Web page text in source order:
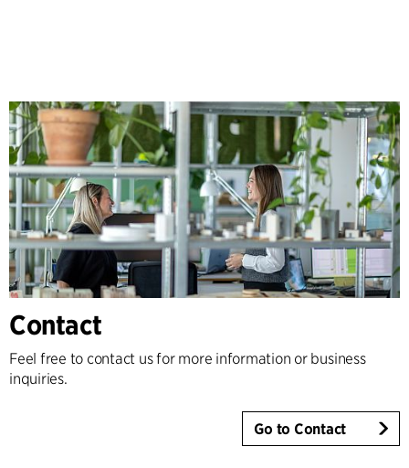
Contact
Feel free to contact us for more information or business
inquiries.
Go to Contact